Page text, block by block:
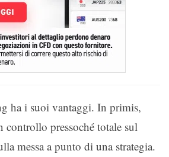
ha i suoi vantaggi. In primis,
controllo pressoché totale sul
messa a punto di una strategia.